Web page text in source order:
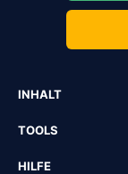
INHALT
TOOLS
HILFE